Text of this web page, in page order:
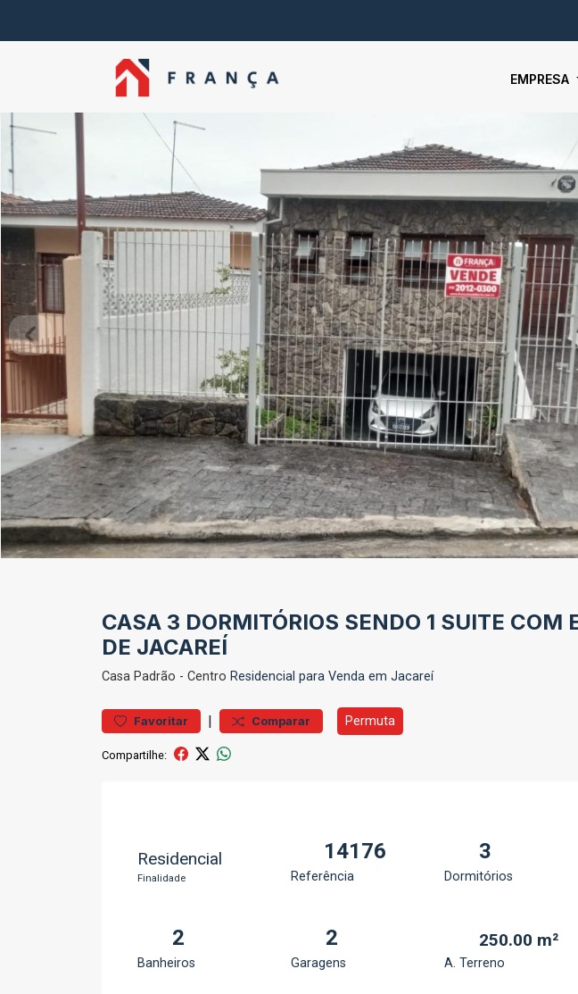
EMPRESA
CASA 3 DORMITÓRIOS SENDO 1 SUITE COM
DE JACAREÍ
Casa Padrão - Centro Residencial para Venda em Jacareí
Favoritar | Comparar Permuta
Compartilhe:
Residencial
Finalidade
14176
Referência
3
Dormitórios
2
Banheiros
2
Garagens
250.00 m²
A. Terreno